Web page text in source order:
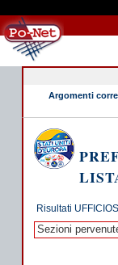
Argomenti
Risultati
Sezioni